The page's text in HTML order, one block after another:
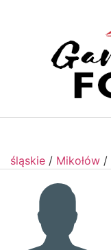
śląskie / Mikołów /